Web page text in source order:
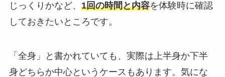
じっくりかなど、 1回の時間と内容を体験時に確認
しておきたいところです。
「全身」と書かれていても、実際は上半身か下半
身どちらか中心というケースもあります。気にな